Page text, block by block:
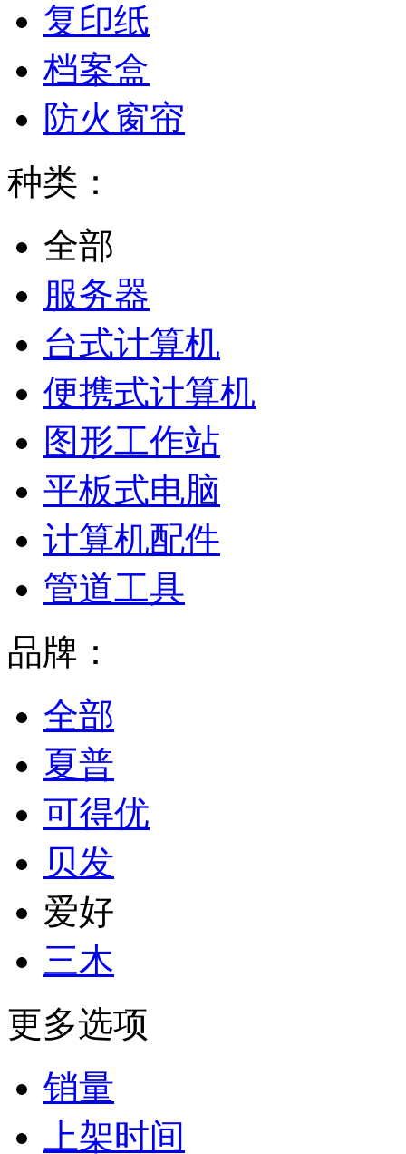
复印纸
档案盒
防火窗帘
种类：
全部
服务器
台式计算机
便携式计算机
图形工作站
平板式电脑
计算机配件
管道工具
品牌：
全部
夏普
可得优
贝发
爱好
三木
更多选项
销量
上架时间